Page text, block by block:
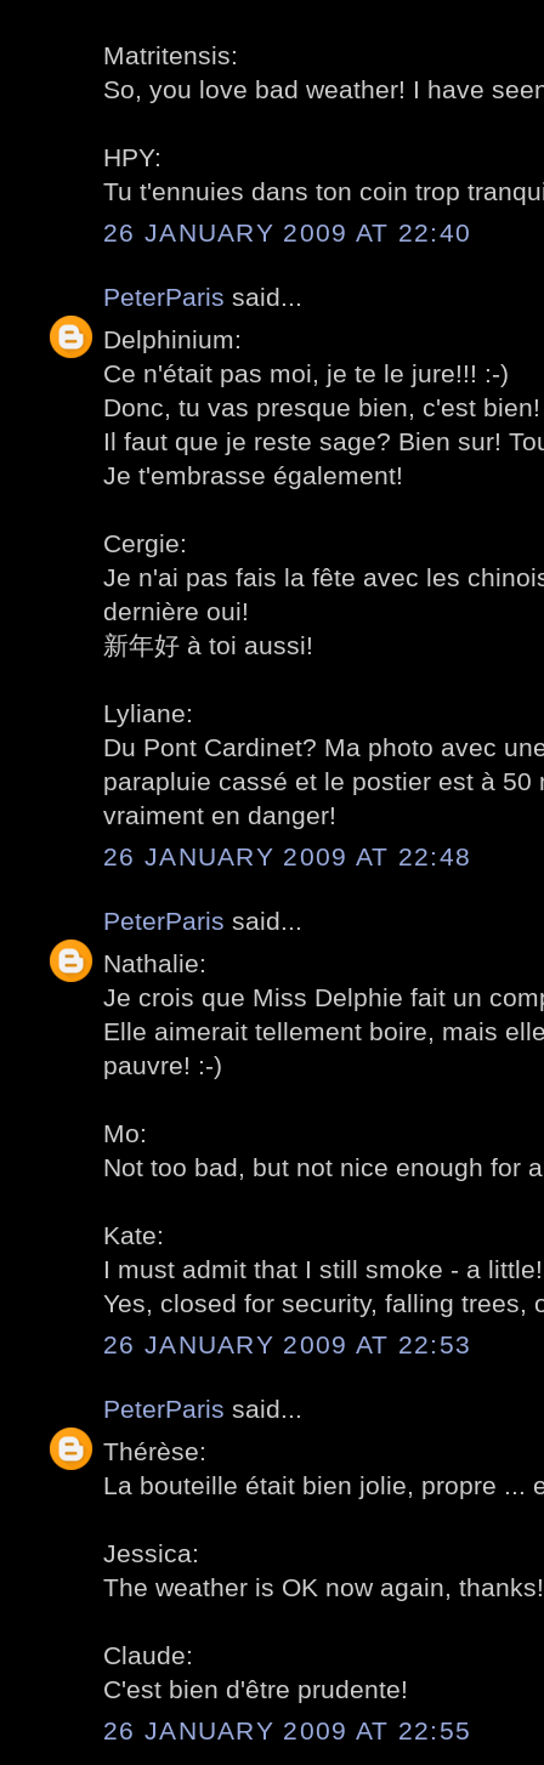
Matritensis:
So, you love bad weather! I have
HPY:
Tu t'ennuies dans ton coin trop
26 JANUARY 2009 AT 22:40
PeterParis said...
Delphinium:
Ce n'était pas moi, je te le jure!!! :-)
Donc, tu vas presque bien, c'est bien!
Il faut que je reste sage? Bien sur!
Je t'embrasse également!
Cergie:
Je n'ai pas fais la fête avec les
dernière oui!
新年好 à toi aussi!
Lyliane:
Du Pont Cardinet? Ma photo avec
parapluie cassé et le postier est à 50
vraiment en danger!
26 JANUARY 2009 AT 22:48
PeterParis said...
Nathalie:
Je crois que Miss Delphie fait un
Elle aimerait tellement boire, mais
pauvre! :-)
Mo:
Not too bad, but not nice enough for
Kate:
I must admit that I still smoke - a little!
Yes, closed for security, falling trees,
26 JANUARY 2009 AT 22:53
PeterParis said...
Thérèse:
La bouteille était bien jolie, propre ...
Jessica:
The weather is OK now again, thanks!
Claude:
C'est bien d'être prudente!
26 JANUARY 2009 AT 22:55